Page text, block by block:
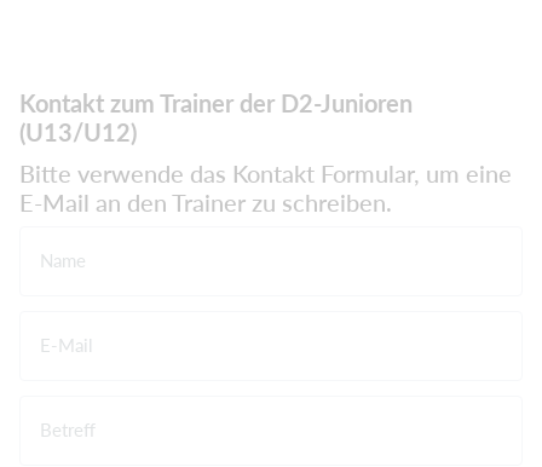
Kontakt zum Trainer der D2-Junioren
(U13/U12)
Bitte verwende das Kontakt Formular, um eine
E-Mail an den Trainer zu schreiben.
Name
E-Mail
Betreff